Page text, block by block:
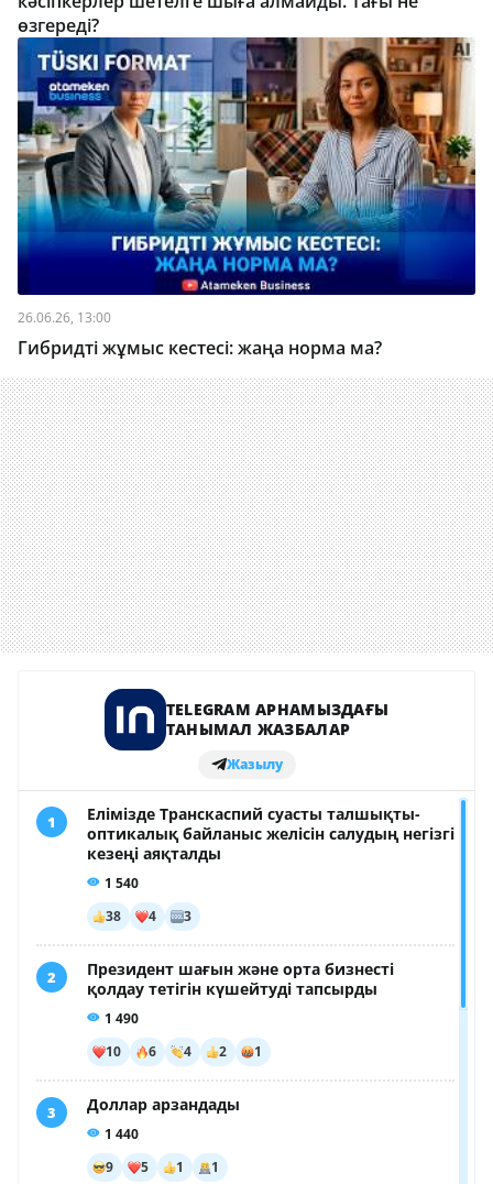
өзгереді?
26.06.26, 13:00
Гибридті жұмыс кестесі: жаңа норма ма?